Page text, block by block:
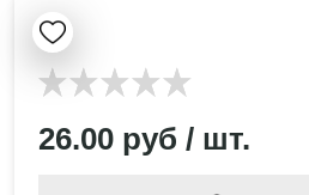
26.00 руб / шт.